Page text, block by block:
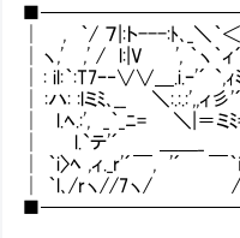
│ , ｀/ ７|:ト---:ﾄ､_＼
│ ヽ,' ,' / l:|V ', ｀ヽ
│ : il:｀:T7ｰ‐∨∨＿.i.ｰ'´
│ :ハ: :lミﾐ､__ ＼:.:.:',,
│ l.ﾍ.:', _｀_ﾆ= ＼|＝
│ l.`テ'´ ＿＿
│ ｀i〉ﾍ ,ィ._r'´￣, '´
│ ｀l､/rヽ//7ヽ/